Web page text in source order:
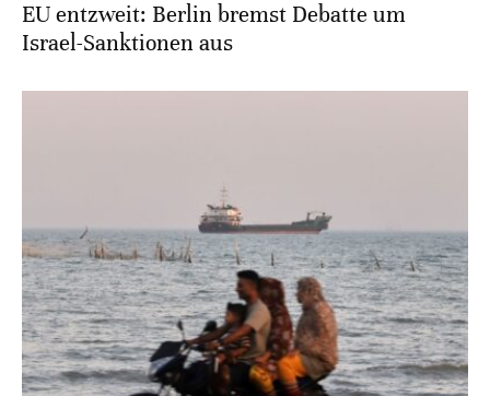
EU entzweit: Berlin bremst Debatte um
Israel-Sanktionen aus